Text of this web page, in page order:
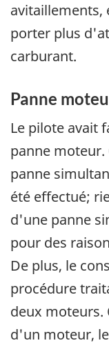
avitaillements,
porter plus
carburant.
Panne
Le pilote avait
panne moteur.
panne
été effectué;
d'une panne
pour des
De plus, le
procédure
deux moteurs.
d'un moteur,